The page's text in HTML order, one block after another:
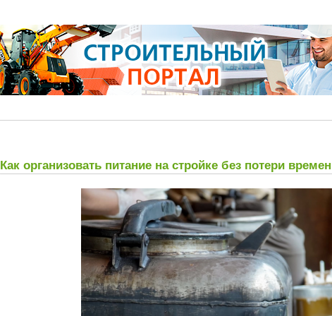
Как организовать питание на стройке без потери